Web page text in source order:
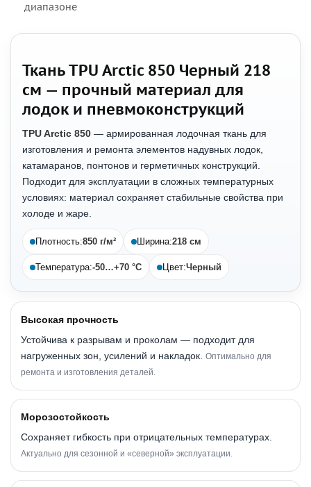
диапазоне
Ткань TPU Arctic 850 Черный 218
см — прочный материал для
лодок и пневмоконструкций
TPU Arctic 850 — армированная лодочная ткань для
изготовления и ремонта элементов надувных лодок,
катамаранов, понтонов и герметичных конструкций.
Подходит для эксплуатации в сложных температурных
условиях: материал сохраняет стабильные свойства при
холоде и жаре.
Плотность:850 г/м² Ширина:218 см
Температура:-50…+70 °C Цвет:Черный
Высокая прочность
Устойчива к разрывам и проколам — подходит для
нагруженных зон, усилений и накладок. Оптимально для
ремонта и изготовления деталей.
Морозостойкость
Сохраняет гибкость при отрицательных температурах.
Актуально для сезонной и «северной» эксплуатации.